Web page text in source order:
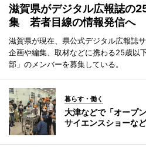
滋賀県がデジタル広報誌の
集 若者目線の情報発信へ
滋賀県が現在、県公式デジタル広報誌
企画や編集、取材などに携わる25歳以
部」のメンバーを募集している。
暮らす・働く
大津などで「オープ
サイエンスショーなど